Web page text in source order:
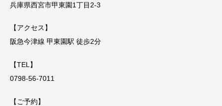
兵庫県西宮市甲東園1丁目2-3
【アクセス】
阪急今津線 甲東園駅 徒歩2分
【TEL】
0798-56-7011
【ご予約】